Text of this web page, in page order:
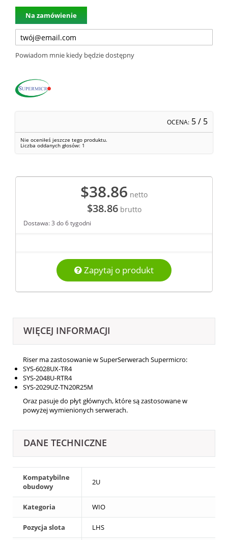
Na zamówienie
Powiadom mnie kiedy będzie dostępny
OCENA: 5/ 5
Nie oceniłeś jeszcze tego produktu.
Liczba oddanych głosów: 1
$38.86 netto
$38.86brutto
Dostawa: 3 do 6 tygodni
Zapytaj o produkt
WIĘCEJ INFORMACJI
Riser ma zastosowanie w SuperSerwerach Supermicro:
SYS-6028UX-TR4
SYS-2048U-RTR4
SYS-2029UZ-TN20R25M
Oraz pasuje do płyt głównych, które są zastosowane w
powyżej wymienionych serwerach.
DANE TECHNICZNE
Kompatybilne
obudowy
2U
Kategoria WIO
Pozycja slota LHS